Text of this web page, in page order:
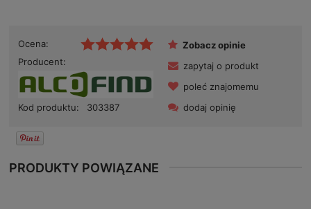
Ocena:
Producent:
Kod produktu: 303387
Zobacz opinie
zapytaj o produkt
poleć znajomemu
dodaj opinię
PRODUKTY POWIĄZANE